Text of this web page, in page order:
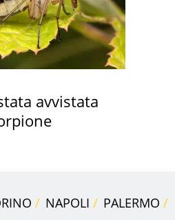
avvistata
NAPOLI
PALERMO